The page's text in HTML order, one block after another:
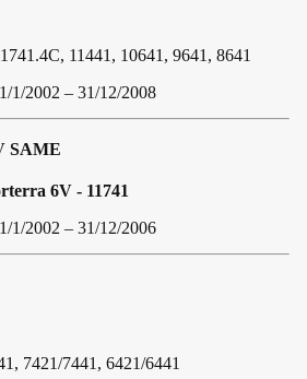
11441, 10641, 9641, 8641
1/2002 – 31/12/2008
SAME
6V - 11741
1/2002 – 31/12/2006
7421/7441, 6421/6441